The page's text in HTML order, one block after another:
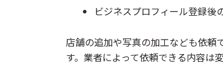
ビジネスプロフィール登録後
店舗の追加や写真の加工なども依頼
す。業者によって依頼できる内容は